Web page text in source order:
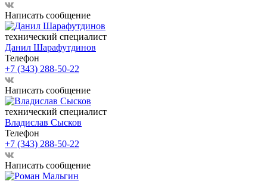
Написать сообщение
технический специалист
Данил Шарафутдинов
Телефон
+7 (343) 288-50-22
Написать сообщение
технический специалист
Владислав Сысков
Телефон
+7 (343) 288-50-22
Написать сообщение